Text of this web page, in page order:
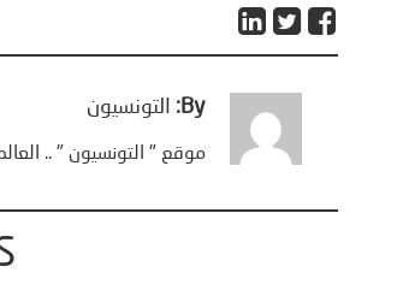
By: التونسيون
موقع " التونسيون " ..